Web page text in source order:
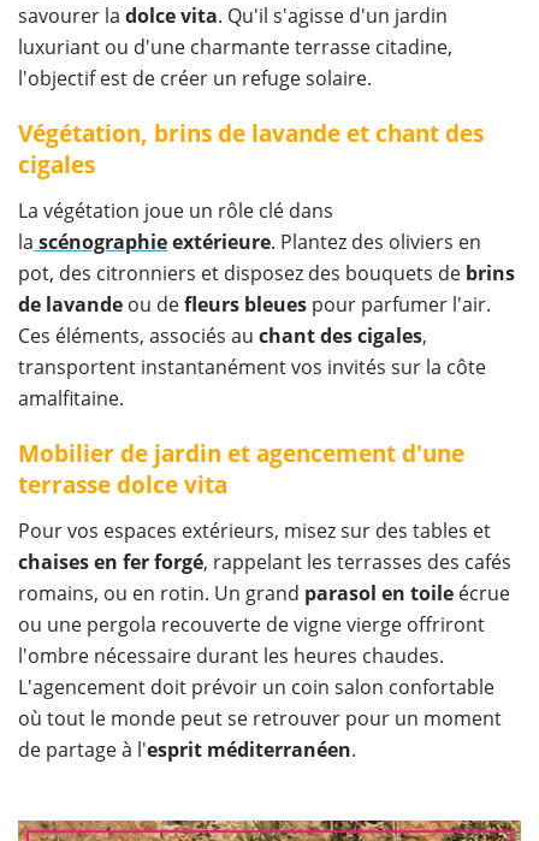
savourer la dolce vita. Qu'il s'agisse d'un jardin
luxuriant ou d'une charmante terrasse citadine,
l'objectif est de créer un refuge solaire.
Végétation, brins de lavande et chant des
cigales
La végétation joue un rôle clé dans
la scénographieextérieure. Plantez des oliviers en
pot, des citronniers et disposez des bouquets de brins
de lavande ou defleurs bleues pour parfumer l'air.
Ces éléments, associés au chant des cigales,
transportent instantanément vos invités sur la côte
amalfitaine.
Mobilier de jardin et agencement d'une
terrasse dolce vita
Pour vos espaces extérieurs, misez sur des tables et
chaises en fer forgé, rappelant les terrasses des cafés
romains, ou en rotin. Un grand parasol en toile écrue
ou une pergola recouverte de vigne vierge offriront
l'ombre nécessaire durant les heures chaudes.
L'agencement doit prévoir un coin salon confortable
où tout le monde peut se retrouver pour un moment
de partage à l'esprit méditerranéen.